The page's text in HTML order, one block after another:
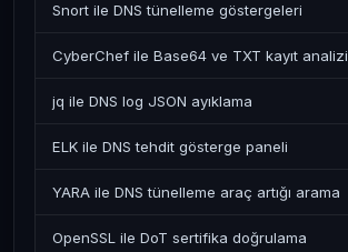
Snort ile DNS tünelleme göstergeleri
CyberChef ile Base64 ve TXT kayıt analizi
jq ile DNS log JSON ayıklama
ELK ile DNS tehdit gösterge paneli
YARA ile DNS tünelleme araç artığı arama
OpenSSL ile DoT sertifika doğrulama